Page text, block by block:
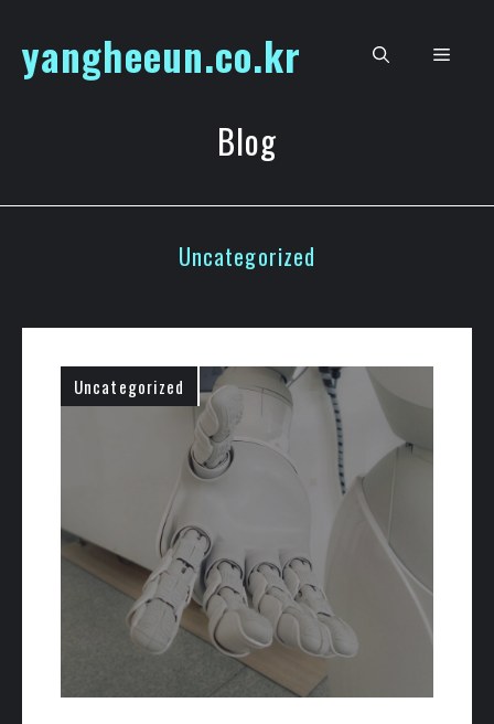
content
yangheeun.co.kr Menu
Blog
Uncategorized
Uncategorized